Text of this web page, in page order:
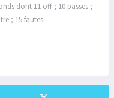
dont 11 off ; 10 passes ;
; 15 fautes